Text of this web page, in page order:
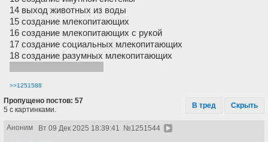
14 выход животных из воды
15 создание млекопитающих
16 создание млекопитающих с рукой
17 создание социальных млекопитающих
18 создание разумных млекопитающих
>>1251588
Пропущено постов: 57
5 с картинками.
В тред Скрыть
Аноним Вт 09 Дек 2025 18:39:41 №1251544